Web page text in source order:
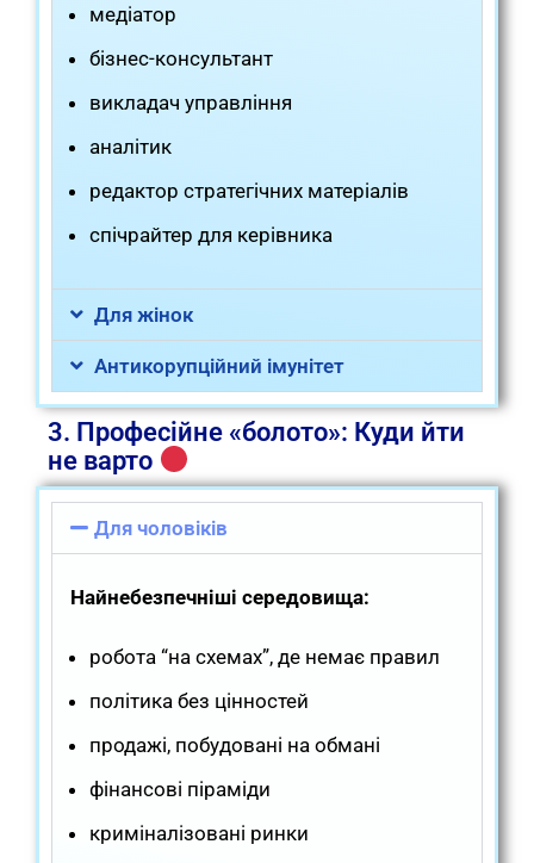
медіатор
бізнес-консультант
викладач управління
аналітик
редактор стратегічних матеріалів
спічрайтер для керівника
Для жінок
Антикорупційний імунітет
3. Професійне «болото»: Куди йти
не варто
Для чоловіків
Найнебезпечніші середовища:
робота “на схемах”, де немає правил
політика без цінностей
продажі, побудовані на обмані
фінансові піраміди
криміналізовані ринки